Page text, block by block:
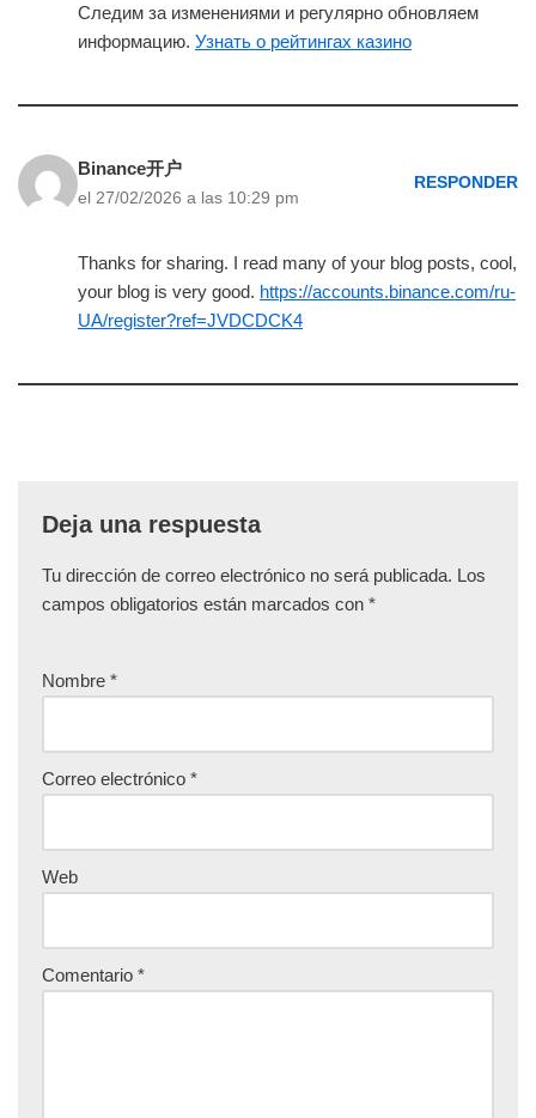
Следим за изменениями и регулярно обновляем
информацию. Узнать о рейтингах казино
Binance开户
el 27/02/2026 a las 10:29 pm
RESPONDER
Thanks for sharing. I read many of your blog posts, cool,
your blog is very good. https://accounts.binance.com/ru-
UA/register?ref=JVDCDCK4
Deja una respuesta
Tu dirección de correo electrónico no será publicada. Los
campos obligatorios están marcados con *
Nombre *
Correo electrónico *
Web
Comentario *